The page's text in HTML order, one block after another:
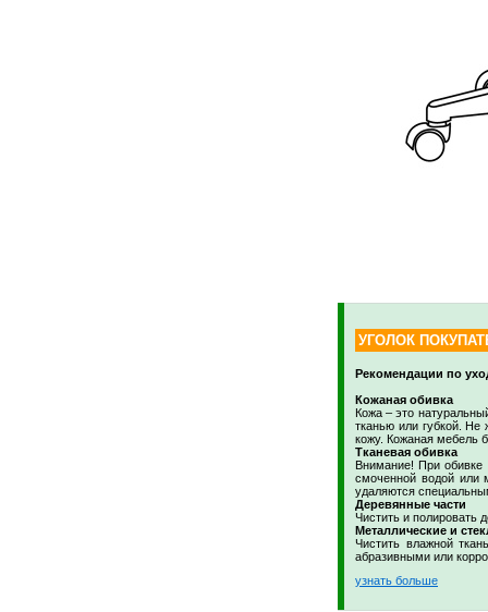
УГОЛОК
Рекомендации по
Кожаная обивка
Кожа – это
тканью или губкой. Не
кожу. Кожаная мебель
Тканевая обивка
Внимание! При обивке
смоченной водой или
удаляются
Деревянные части
Чистить и полировать
Металлические и
Чистить влажной
абразивными или
узнать больше